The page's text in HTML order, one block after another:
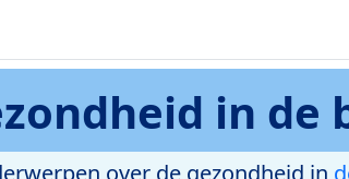
in de
over de gezondheid in